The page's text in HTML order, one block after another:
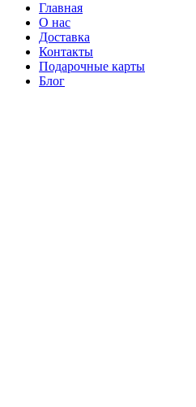
Главная
О нас
Доставка
Контакты
Подарочные карты
Блог